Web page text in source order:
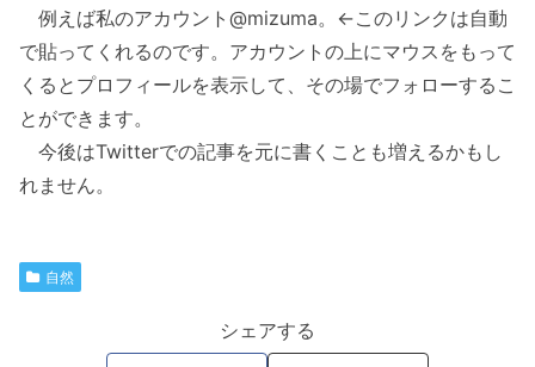
例えば私のアカウント@mizuma。←このリンクは自動
で貼ってくれるのです。アカウントの上にマウスをもって
くるとプロフィールを表示して、その場でフォローするこ
とができます。
今後はTwitterでの記事を元に書くことも増えるかもし
れません。
自然
シェアする